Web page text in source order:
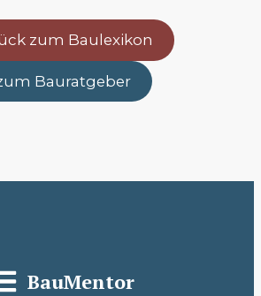
zum Baulexikon
Bauratgeber
BauMentor